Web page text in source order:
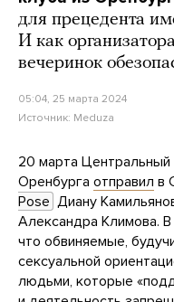
для прецедента
И как
вечеринок
05:04, 25 марта 2024
Источник: Meduza
20 марта Центральный
Оренбурга отправил в
Pose Диану
Александра Климова.
что обвиняемые,
сексуальной
людьми, которые